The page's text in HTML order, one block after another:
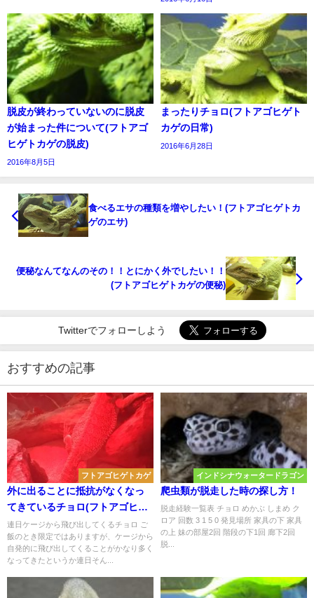
脱皮が終わっていないのに脱皮
が始まった件について(フトアゴ
ヒゲトカゲの脱皮)
2016年8月5日
まったりチョロ(フトアゴヒゲト
カゲの日常)
2016年6月28日
食べるエサの種類を増やしたい！(フトアゴヒゲトカ
ゲのエサ)
便秘なんてなんのその！！とにかく外でしたい！！
(フトアゴヒゲトカゲの便秘)
Twitterでフォローしよう
おすすめの記事
フトアゴヒゲトカゲ
外に出ることに抵抗がなくなっ
てきているチョロ(フトアゴヒゲ
トカゲのケージの外での行動)
連日ケージから飛び出してくるチョロ ご
飯のとき限定ではありますが、ケージから
自発的に飛び出してくることがかなり多く
なってきたというか連日そん...
インドシナウォータードラゴン
爬虫類が脱走した時の探し方！
脱走経験一覧表 チョロ めかぶ しまめ ク
ロア 回数 3 1 5 0 発見場所 家具の下 家具
の上 妹の部屋2回 階段の下1回 廊下2回
脱...